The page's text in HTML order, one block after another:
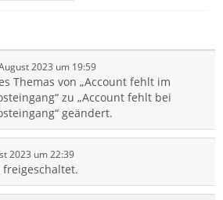
2023 um 19:59
Themas von „Account fehlt im
zu „Account fehlt bei
geändert.
2023 um 22:39
freigeschaltet.